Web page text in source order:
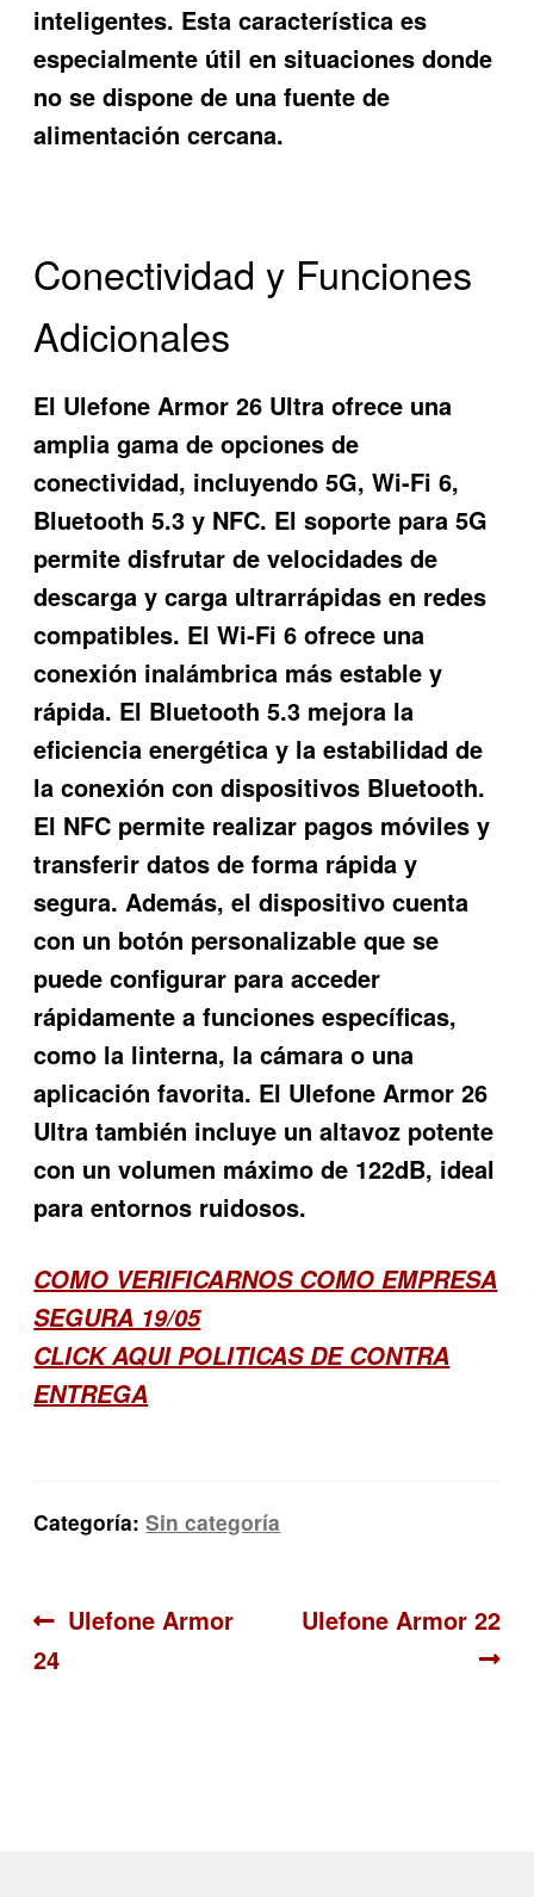
inteligentes. Esta característica es
especialmente útil en situaciones donde
no se dispone de una fuente de
alimentación cercana.
Conectividad y Funciones
Adicionales
El Ulefone Armor 26 Ultra ofrece una
amplia gama de opciones de
conectividad, incluyendo 5G, Wi-Fi 6,
Bluetooth 5.3 y NFC. El soporte para 5G
permite disfrutar de velocidades de
descarga y carga ultrarrápidas en redes
compatibles. El Wi-Fi 6 ofrece una
conexión inalámbrica más estable y
rápida. El Bluetooth 5.3 mejora la
eficiencia energética y la estabilidad de
la conexión con dispositivos Bluetooth.
El NFC permite realizar pagos móviles y
transferir datos de forma rápida y
segura. Además, el dispositivo cuenta
con un botón personalizable que se
puede configurar para acceder
rápidamente a funciones específicas,
como la linterna, la cámara o una
aplicación favorita. El Ulefone Armor 26
Ultra también incluye un altavoz potente
con un volumen máximo de 122dB, ideal
para entornos ruidosos.
COMO VERIFICARNOS COMO EMPRESA
SEGURA 19/05
CLICK AQUI POLITICAS DE CONTRA
ENTREGA
Categoría:Sin categoría
Navegación
de
Anterior:
Ulefone Armor
24
Siguiente:
Ulefone Armor 22